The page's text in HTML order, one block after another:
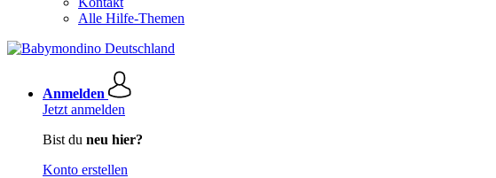
Alle Hilfe-Themen
Anmelden
Jetzt anmelden
Bist du neu hier?
Konto erstellen